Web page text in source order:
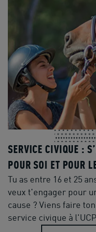
SERVICE CIVIQUE :
POUR SOI ET POUR
Tu as entre 16 et 25
veux t'engager pour
cause ? Viens faire ton
service civique à